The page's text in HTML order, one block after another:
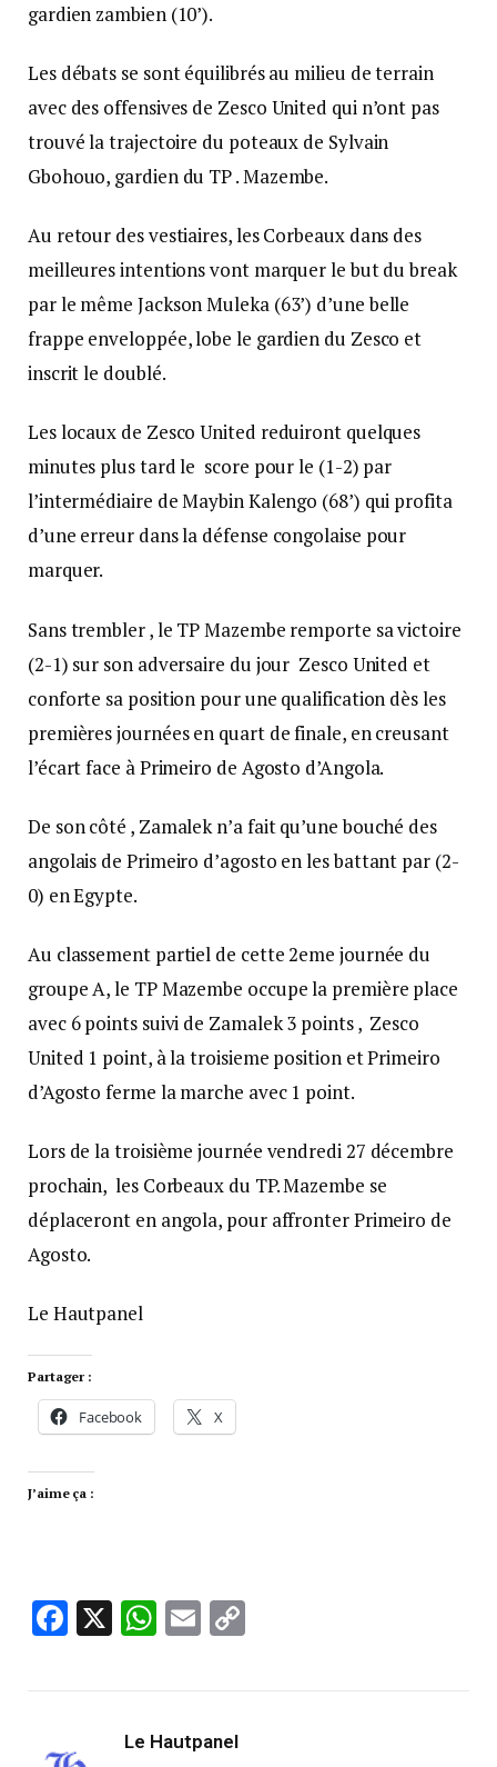
gardien zambien (10’).
Les débats se sont équilibrés au milieu de terrain
avec des offensives de Zesco United qui n’ont pas
trouvé la trajectoire du poteaux de Sylvain
Gbohouo, gardien du TP . Mazembe.
Au retour des vestiaires, les Corbeaux dans des
meilleures intentions vont marquer le but du break
par le même Jackson Muleka (63’) d’une belle
frappe enveloppée, lobe le gardien du Zesco et
inscrit le doublé.
Les locaux de Zesco United reduiront quelques
minutes plus tard le score pour le (1-2) par
l’intermédiaire de Maybin Kalengo (68’) qui profita
d’une erreur dans la défense congolaise pour
marquer.
Sans trembler , le TP Mazembe remporte sa victoire
(2-1) sur son adversaire du jour Zesco United et
conforte sa position pour une qualification dès les
premières journées en quart de finale, en creusant
l’écart face à Primeiro de Agosto d’Angola.
De son côté , Zamalek n’a fait qu’une bouché des
angolais de Primeiro d’agosto en les battant par (2-
0) en Egypte.
Au classement partiel de cette 2eme journée du
groupe A, le TP Mazembe occupe la première place
avec 6 points suivi de Zamalek 3 points , Zesco
United 1 point, à la troisieme position et Primeiro
d’Agosto ferme la marche avec 1 point.
Lors de la troisième journée vendredi 27 décembre
prochain, les Corbeaux du TP. Mazembe se
déplaceront en angola, pour affronter Primeiro de
Agosto.
Le Hautpanel
Partager :
Facebook X
J’aime ça :
Facebook
X WhatsApp
Email
Le Hautpanel